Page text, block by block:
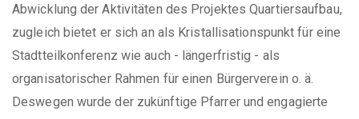
Abwicklung der Aktivitäten des Projektes Quartiersaufbau,
zugleich bietet er sich an als Kristallisationspunkt für eine
Stadtteilkonferenz wie auch - längerfristig - als
organisatorischer Rahmen für einen Bürgerverein o. ä.
Deswegen wurde der zukünftige Pfarrer und engagierte